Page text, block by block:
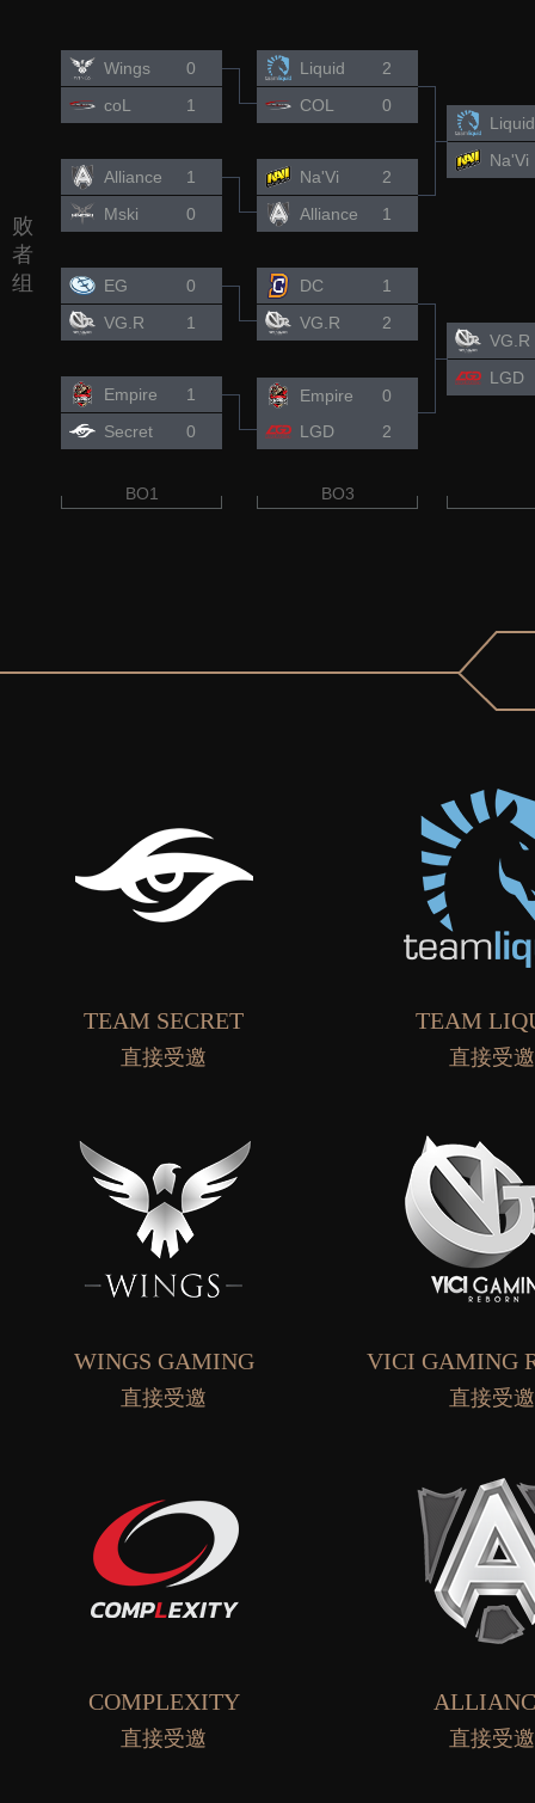
败
者
组
Wings
0
coL
1
Alliance
1
Mski
0
EG
0
VG.R
1
Empire
1
Secret
0
Liquid
2
COL
0
Na'Vi
2
Alliance
1
DC
1
VG.R
2
Empire
0
LGD
2
Liquid
Na'Vi
VG.R
LGD
BO1 BO3
TEAM SECRET
直接受邀
TEAM
直接受邀
WINGS GAMING
直接受邀
VICI GAMING
直接受邀
COMPLEXITY
直接受邀 直接受邀